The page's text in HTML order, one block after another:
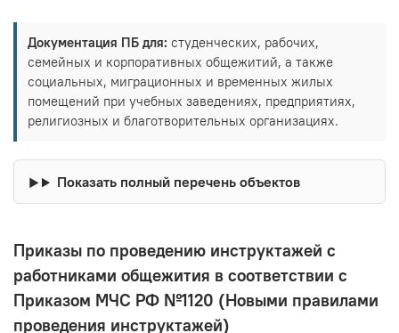
Документация ПБ для: студенческих, рабочих,
семейных и корпоративных общежитий, а также
социальных, миграционных и временных жилых
помещений при учебных заведениях, предприятиях,
религиозных и благотворительных организациях.
Показать полный перечень объектов
Приказы по проведению инструктажей с
работниками общежития в соответствии с
Приказом МЧС РФ №1120 (Новыми правилами
проведения инструктажей)